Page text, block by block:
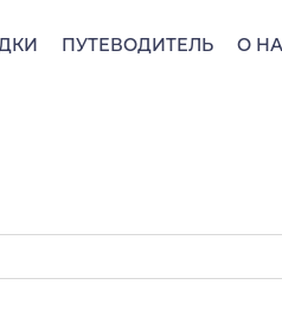
ПУТЕВОДИТЕЛЬ О